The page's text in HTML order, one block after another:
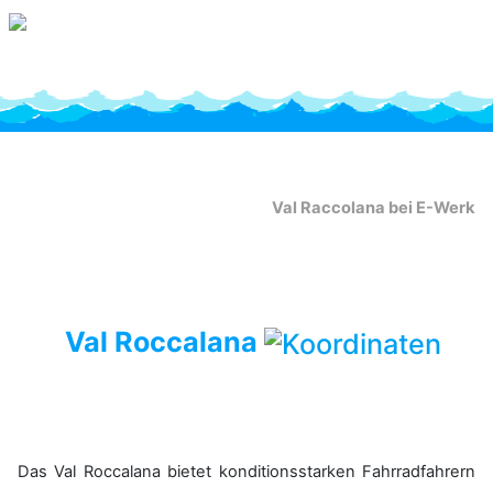
Val Raccolana bei E-Werk
Val Roccalana
Das Val Roccalana bietet konditionsstarken Fahrradfahrern